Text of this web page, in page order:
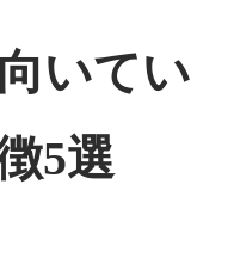
いてい
5選